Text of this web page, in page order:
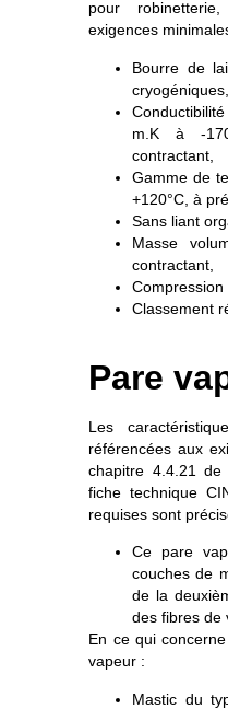
pour
exigences
Bourre de
cryogéniques,
m.K à -
contractant,
Gamme de
+120°C, à
Sans liant
Masse
contractant,
Classement
Pare
Les
référencées aux
chapitre 4.4.21
fiche technique
requises sont
Ce pare
couches de
de la
des fibres de
En ce qui
vapeur :
Mastic du